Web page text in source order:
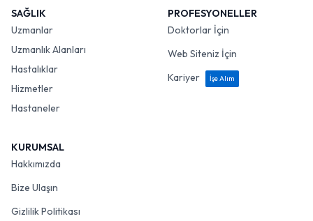
SAĞLIK
Uzmanlar
Uzmanlık Alanları
Hastalıklar
Hizmetler
Hastaneler
PROFESYONELLER
Doktorlar İçin
Web Siteniz İçin
Kariyer
İşe Alım
KURUMSAL
Hakkımızda
Bize Ulaşın
Gizlilik Politikası